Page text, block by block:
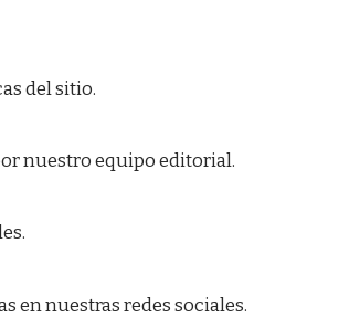
del sitio.
nuestro equipo editorial.
en nuestras redes sociales.